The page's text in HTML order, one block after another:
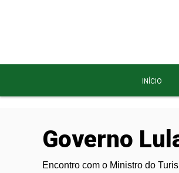
INÍCIO
Governo
Encontro com o Ministro do